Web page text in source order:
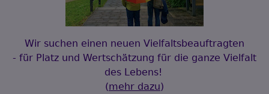
Wir suchen einen neuen Vielfaltsbeauftragten
- für Platz und Wertschätzung für die ganze Vielfalt
des Lebens!
(mehr dazu)